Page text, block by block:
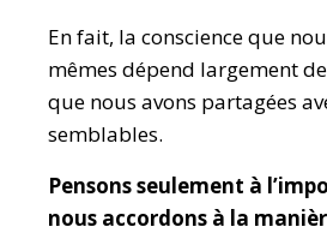
En fait, la conscience que
mêmes dépend largement
que nous avons partagées
semblables.
Pensons seulement à
nous accordons à la